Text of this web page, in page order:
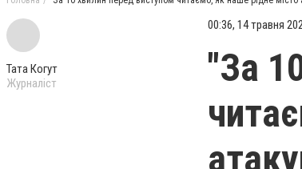
Тата Когут
Журналіст
00:36, 14 травня
"За